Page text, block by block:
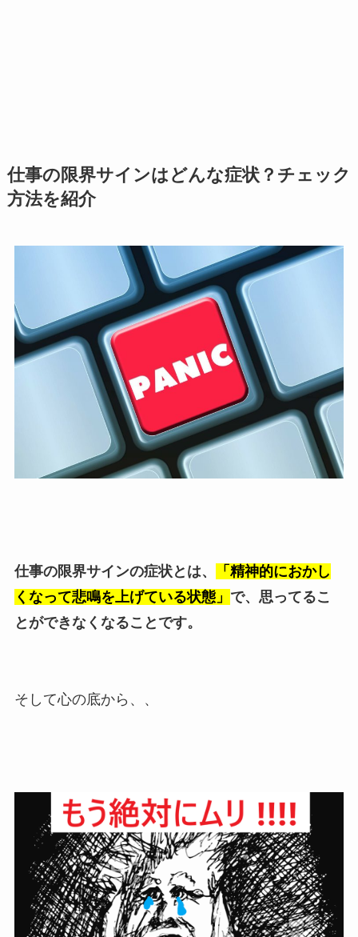
仕事の限界サインはどんな症状？チェック
方法を紹介
仕事の限界サインの症状とは、
「精神的におかし
くなって悲鳴を上げている状態」 で、思ってるこ
とができなくなることです。
そして心の底から、、